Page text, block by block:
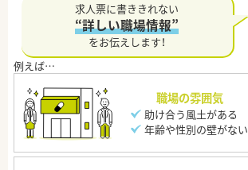
求人票に書ききれない
“詳しい職場情報”
をお伝えします！
職場の雰囲気
助け合う風土がある
年齢や性別の壁がない